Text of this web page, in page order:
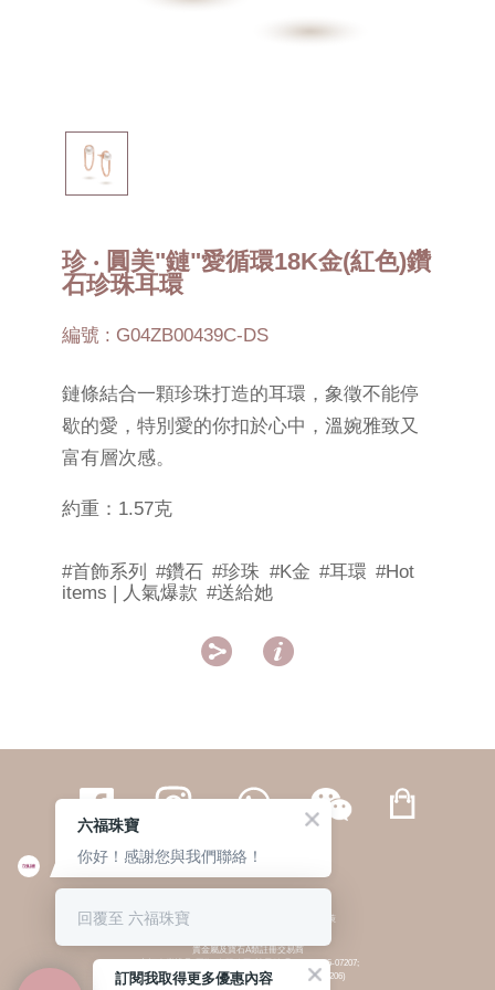
珍 ‧ 圓美"鏈"愛循環18K金(紅色)鑽
石珍珠耳環
編號 : G04ZB00439C-DS
鏈條結合一顆珍珠打造的耳環，象徵不能停
歇的愛，特別愛的你扣於心中，溫婉雅致又
富有層次感。
約重：1.57克
#首飾系列 #鑽石 #珍珠 #K金 #耳環 #Hot
items | 人氣爆款 #送給她
 
繁體 | 簡体
© 六福集團 版權所有 不得轉載 私隱政策
貴金屬及寶石A類註冊交易商
(六福企業禮品(國際)有限公司-註冊號碼:A-B-24-05-07207;
六福電子商貿有限公司-註冊號碼:A-B-24-05-07206)
六福珠寶
你好！感謝您與我們聯絡！
回覆至 六福珠寶
訂閱我取得更多優惠內容